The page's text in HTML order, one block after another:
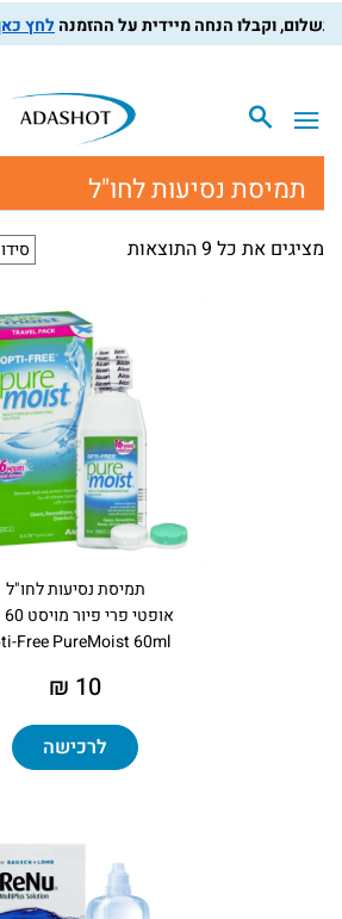
לחץ כאן
תמיסת נסיעות לחו"ל
מציגים את כל ⁦9⁩ התוצאות
תמיסת נסיעות לחו"ל
אופטי פרי פיור מויסט 60 מ"ל
Free PureMoist 60ml
10 ₪
לרכישה